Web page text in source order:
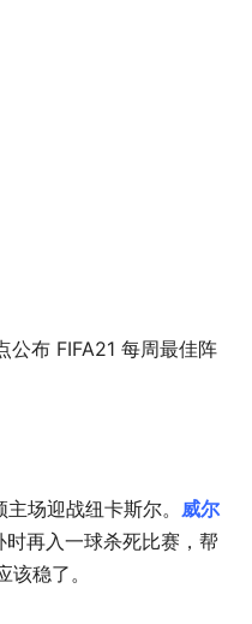
公布 FIFA21 每周最佳阵
场迎战纽卡斯尔。 威尔
再入一球杀死比赛，帮
稳了。